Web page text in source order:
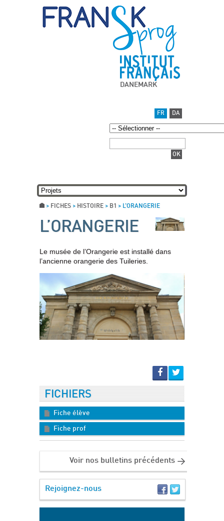
DANEMARK
FR DA
> FICHES > HISTOIRE > B1 > L’ORANGERIE
L’ORANGERIE
Le musée de l’Orangerie est installé dans
l’ancienne orangerie des Tuileries.
FICHIERS
Fiche élève
Fiche prof
Voir nos bulletins précédents
Rejoignez-nous